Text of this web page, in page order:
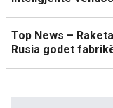
Top News –
Rusia godet